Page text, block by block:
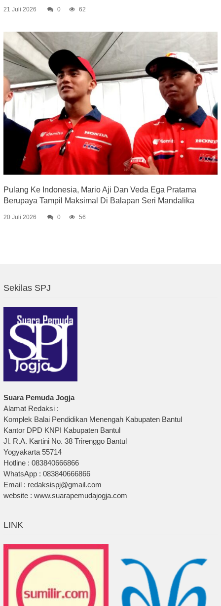
21 Juli 2026 0 62
Pulang Ke Indonesia, Mario Aji Dan Veda Ega Pratama
Berupaya Tampil Maksimal Di Balapan Seri Mandalika
20 Juli 2026 0 56
Sekilas SPJ
Suara Pemuda Jogja
Alamat Redaksi :
Komplek Balai Pendidikan Menengah Kabupaten Bantul
Kantor DPD KNPI Kabupaten Bantul
Jl. R.A. Kartini No. 38 Trirenggo Bantul
Yogyakarta 55714
Hotline : 083840666866
WhatsApp : 083840666866
Email : redaksispj@gmail.com
website : www.suarapemudajogja.com
LINK